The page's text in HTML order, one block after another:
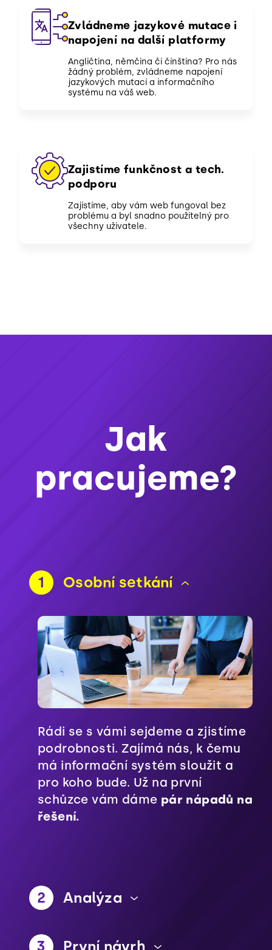
Zvládneme jazykové mutace i
napojení na další platformy
Angličtina, němčina či čínština? Pro nás
žádný problém, zvládneme napojení
jazykových mutací a informačního
systému na váš web.
Zajistíme funkčnost a tech.
podporu
Zajistíme, aby vám web fungoval bez
problému a byl snadno použitelný pro
všechny uživatele.
Jak
pracujeme?
1 Osobní setkání
Rádi se s vámi sejdeme a zjistíme
podrobnosti. Zajímá nás, k čemu
má informační systém sloužit a
pro koho bude. Už na první
schůzce vám dáme pár nápadů na
řešení.
2 Analýza
3 První návrh